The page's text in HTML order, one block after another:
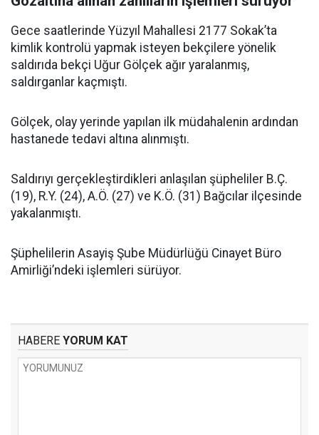
Gece saatlerinde Yüzyıl Mahallesi 2177 Sokak’ta
kimlik kontrolü yapmak isteyen bekçilere yönelik
saldırıda bekçi Uğur Gölçek ağır yaralanmış,
saldırganlar kaçmıştı.
Gölçek, olay yerinde yapılan ilk müdahalenin ardından
hastanede tedavi altına alınmıştı.
Saldırıyı gerçekleştirdikleri anlaşılan şüpheliler B.Ç.
(19), R.Y. (24), A.Ö. (27) ve K.Ö. (31) Bağcılar ilçesinde
yakalanmıştı.
Şüphelilerin Asayiş Şube Müdürlüğü Cinayet Büro
Amirliği’ndeki işlemleri sürüyor.
HABERE YORUM KAT